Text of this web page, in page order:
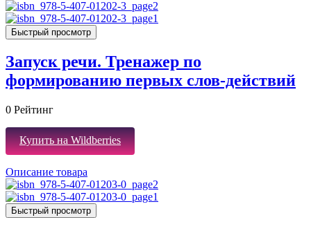
Быстрый просмотр
Запуск речи. Тренажер по
формированию первых слов-действий
0 Рейтинг
Купить на Wildberries
Описание товара
Быстрый просмотр